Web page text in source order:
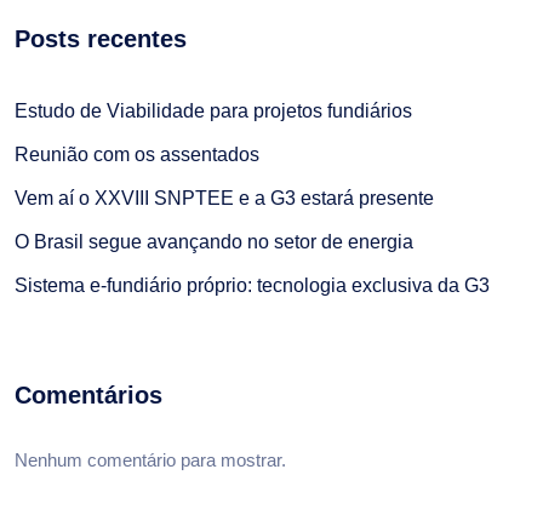
Posts recentes
Estudo de Viabilidade para projetos fundiários
Reunião com os assentados
Vem aí o XXVIII SNPTEE e a G3 estará presente
O Brasil segue avançando no setor de energia
Sistema e-fundiário próprio: tecnologia exclusiva da G3
Comentários
Nenhum comentário para mostrar.